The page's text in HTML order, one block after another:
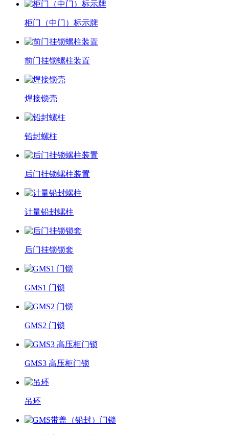
柜门（中门）标示牌
前门挂锁螺柱装置
焊接锁壳
铅封螺柱
后门挂锁螺柱装置
计量铅封螺柱
后门挂锁锁套
GMS1 门锁
GMS2 门锁
GMS3 高压柜门锁
吊环